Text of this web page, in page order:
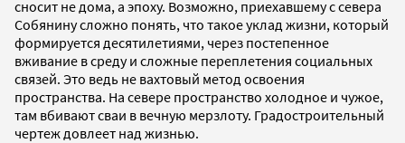
сносит не дома, а эпоху. Возможно, приехавшему с севера
Собянину сложно понять, что такое уклад жизни, который
формируется десятилетиями, через постепенное
вживание в среду и сложные переплетения социальных
связей. Это ведь не вахтовый метод освоения
пространства. На севере пространство холодное и чужое,
там вбивают сваи в вечную мерзлоту. Градостроительный
чертеж довлеет над жизнью.